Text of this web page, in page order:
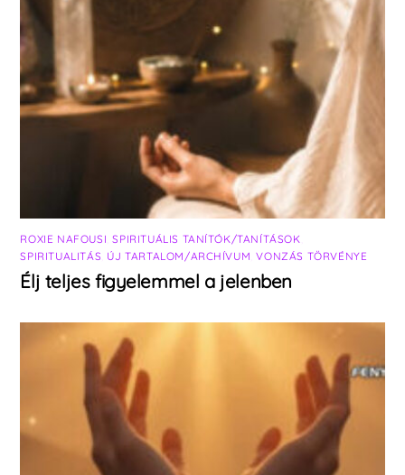
ROXIE NAFOUSI ,SPIRITUÁLIS TANÍTÓK/TANÍTÁSOK
SPIRITUALITÁS ÚJ TARTALOM/ARCHÍVUM ,VONZÁS TÖRVÉNYE
Élj teljes figyelemmel a jelenben